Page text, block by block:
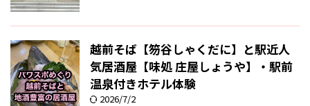
越前そば【笏谷しゃくだに】と駅近人
気居酒屋【味処 庄屋しょうや】・駅前
温泉付きホテル体験
2026/7/2